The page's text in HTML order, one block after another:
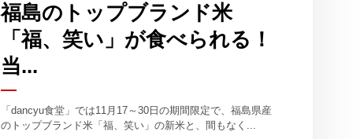
福島のトップブランド米
「福、笑い」が食べられる！
当...
「dancyu食堂」では11月17～30日の期間限定で、福島県産
のトップブランド米「福、笑い」の新米と、間もなく...